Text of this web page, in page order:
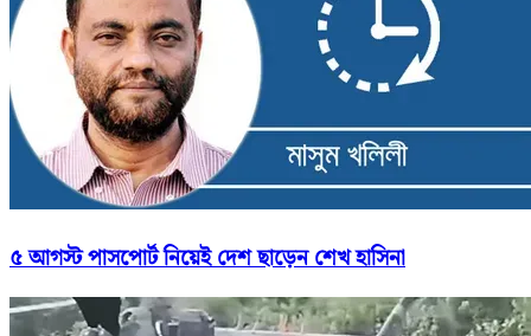
৫ আগস্ট পাসপোর্ট নিয়েই দেশ ছাড়েন শেখ হাসিনা